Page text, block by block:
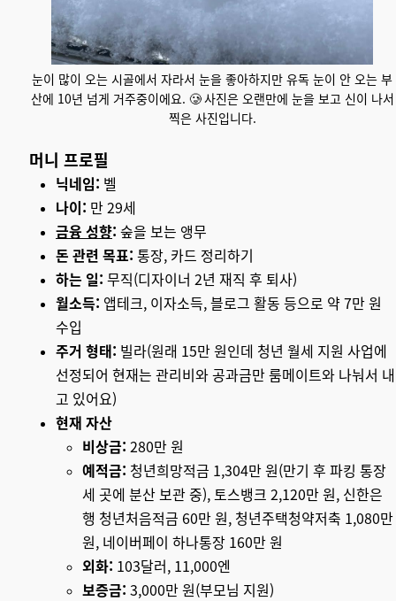
눈이 많이 오는 시골에서 자라서 눈을 좋아하지만 유독 눈이 안 오는 부
산에 10년 넘게 거주중이에요. 🥲 사진은 오랜만에 눈을 보고 신이 나서
찍은 사진입니다.
머니 프로필
닉네임: 벨
나이: 만 29세
금융 성향: 숲을 보는 앵무
돈 관련 목표: 통장, 카드 정리하기
하는 일: 무직(디자이너 2년 재직 후 퇴사)
월소득: 앱테크, 이자소득, 블로그 활동 등으로 약 7만 원
수입
주거 형태: 빌라(원래 15만 원인데 청년 월세 지원 사업에
선정되어 현재는 관리비와 공과금만 룸메이트와 나눠서 내
고 있어요)
현재 자산
비상금: 280만 원
예적금: 청년희망적금 1,304만 원(만기 후 파킹 통장
세 곳에 분산 보관 중), 토스뱅크 2,120만 원, 신한은
행 청년처음적금 60만 원, 청년주택청약저축 1,080만
원, 네이버페이 하나통장 160만 원
외화: 103달러, 11,000엔
보증금: 3,000만 원(부모님 지원)